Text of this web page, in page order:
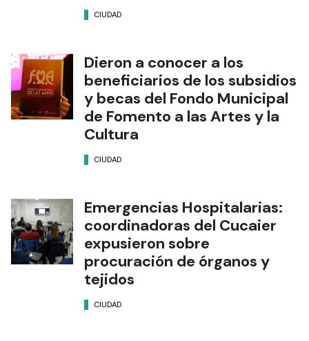
CIUDAD
Dieron a conocer a los
beneficiarios de los subsidios
y becas del Fondo Municipal
de Fomento a las Artes y la
Cultura
CIUDAD
Emergencias Hospitalarias:
coordinadoras del Cucaier
expusieron sobre
procuración de órganos y
tejidos
CIUDAD